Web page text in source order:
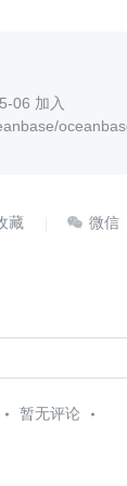
06 加入

暂无评论